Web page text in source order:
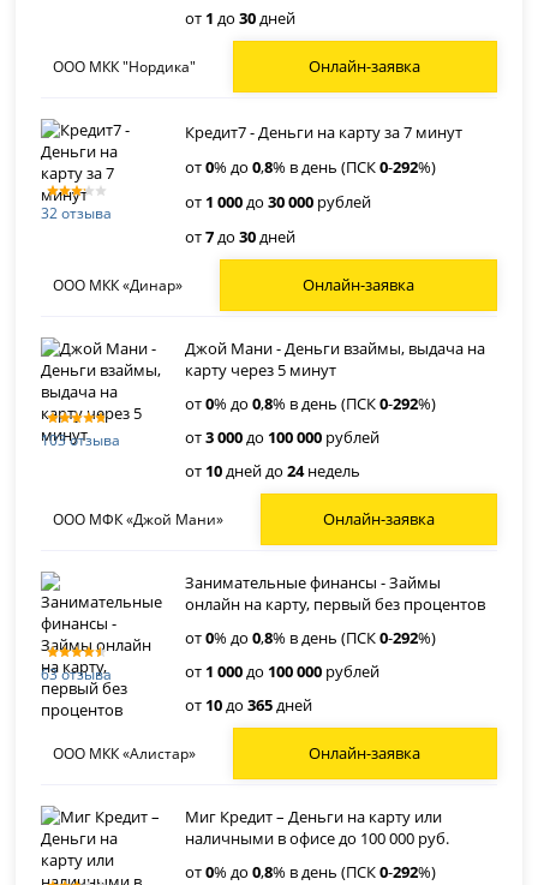
от 1 до30дней
ООО МКК "Нордика" Онлайн-заявка
32 отзыва
Кредит7 - Деньги на карту за 7 минут
от0% до0,8% в день (ПСК0-292%)
от 1 000до30 000 рублей
от7до30дней
ООО МКК «Динар» Онлайн-заявка
103 отзыва
Джой Мани - Деньги взаймы, выдача на
карту через 5 минут
от0% до0,8% в день (ПСК0-292%)
от3 000до 100 000 рублей
от 10дней до24недель
ООО МФК «Джой Мани» Онлайн-заявка
63 отзыва
Занимательные финансы - Займы
онлайн на карту, первый без процентов
от0% до0,8% в день (ПСК0-292%)
от 1 000до 100 000 рублей
от 10до365дней
ООО МКК «Алистар» Онлайн-заявка
Миг Кредит – Деньги на карту или
наличными в офисе до 100 000 руб.
от0% до0,8% в день (ПСК0-292%)